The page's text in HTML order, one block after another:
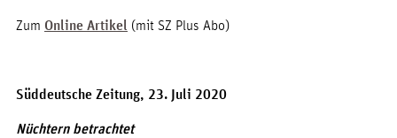
Zum Online Artikel (mit SZ Plus Abo)
Süddeutsche Zeitung, 23. Juli 2020
Nüchtern betrachtet